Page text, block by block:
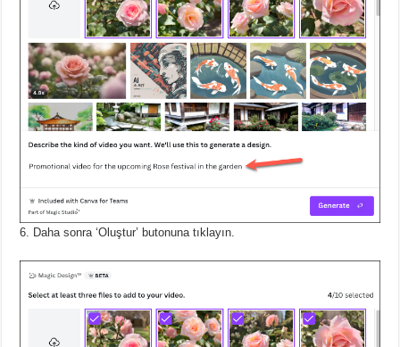
Daha sonra ‘Oluştur’ butonuna tıklayın.